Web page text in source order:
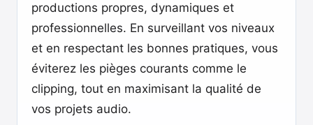
productions propres, dynamiques et
professionnelles. En surveillant vos niveaux
et en respectant les bonnes pratiques, vous
éviterez les pièges courants comme le
clipping, tout en maximisant la qualité de
vos projets audio.